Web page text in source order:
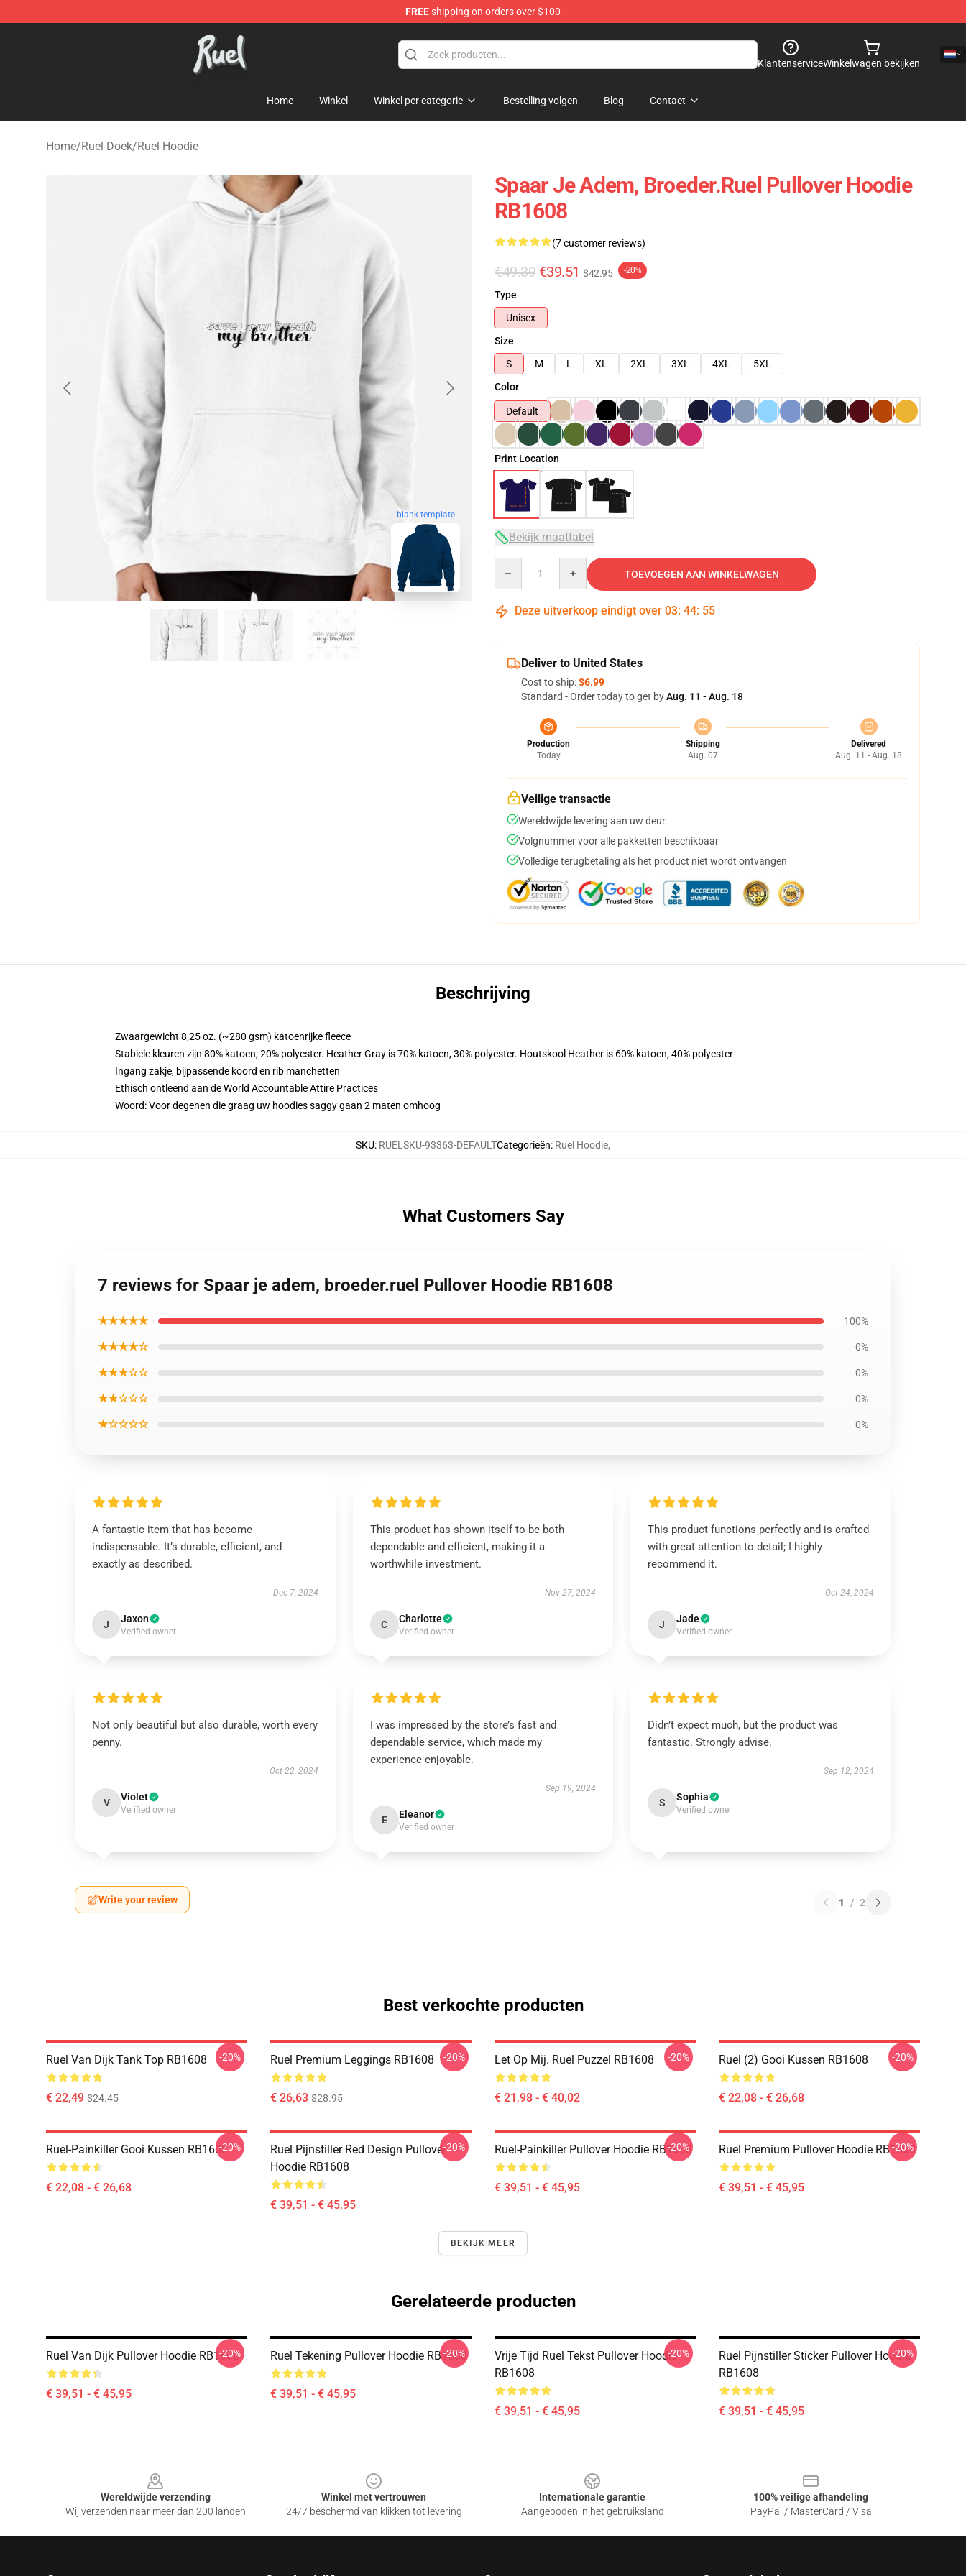
FREEshipping on orders over $100
Ruel Store - Official Ruel Merchandise Shop
KlantenserviceWinkelwagen bekijken
Home Winkel Winkel per categorie Bestelling volgen Blog Contact
Home/Ruel Doek/Ruel Hoodie
blank template
Spaar Je Adem, Broeder.ruel Pullover Hoodie
RB1608
(7 customer reviews)
€49.39 €39.51 $42.95 -20%
Type
Unisex
Size
S
M L XL 2XL 3XL 4XL
5XL
Color
Default
Print Location
Bekijk maattabel
TOEVOEGEN AAN WINKELWAGEN
Deze uitverkoop eindigt over 03: 44: 54
Deliver to United States
Cost to ship:$6.99
Standard - Order today to get byAug. 11 - Aug. 18
Production
Today
Shipping
Aug. 07
Delivered
Aug. 11 - Aug. 18
Veilige transactie
Wereldwijde levering aan uw deur
Volgnummer voor alle pakketten beschikbaar
Volledige terugbetaling als het product niet wordt ontvangen
Beschrijving
Zwaargewicht 8,25 oz. (~280 gsm) katoenrijke fleece
Stabiele kleuren zijn 80% katoen, 20% polyester. Heather Gray is 70% katoen, 30% polyester. Houtskool Heather is 60% katoen, 40% polyester
Ingang zakje, bijpassende koord en rib manchetten
Ethisch ontleend aan de World Accountable Attire Practices
Woord: Voor degenen die graag uw hoodies saggy gaan 2 maten omhoog
SKU: RUELSKU-93363-DEFAULTCategorieën: Ruel Hoodie,
What Customers Say
7 reviews for Spaar je adem, broeder.ruel Pullover Hoodie RB1608
★★★★★ 100%
★★★★☆ 0%
★★★☆☆ 0%
★★☆☆☆ 0%
★☆☆☆☆ 0%
A fantastic item that has become
indispensable. It’s durable, efficient, and
exactly as described.
Dec 7, 2024
J Jaxon
Verified owner
This product has shown itself to be both
dependable and efficient, making it a
worthwhile investment.
Nov 27, 2024
C Charlotte
Verified owner
This product functions perfectly and is crafted
with great attention to detail; I highly
recommend it.
Oct 24, 2024
J Jade
Verified owner
Not only beautiful but also durable, worth every
penny.
Oct 22, 2024
V Violet
Verified owner
I was impressed by the store’s fast and
dependable service, which made my
experience enjoyable.
Sep 19, 2024
E Eleanor
Verified owner
Didn’t expect much, but the product was
fantastic. Strongly advise.
Sep 12, 2024
S Sophia
Verified owner
Write your review 1 / 2
Best verkochte producten
Ruel Van Dijk Tank Top RB1608
€ 22,49 $24.45
-20% Ruel Premium Leggings RB1608
€ 26,63 $28.95
-20% Let Op Mij. Ruel Puzzel RB1608
€ 21,98 - € 40,02
-20% Ruel (2) Gooi Kussen RB1608
€ 22,08 - € 26,68
-20%
Ruel-Painkiller Gooi Kussen RB1608
€ 22,08 - € 26,68
-20%
Ruel Pijnstiller Red Design Pullover
Hoodie RB1608
€ 39,51 - € 45,95
-20% Ruel-Painkiller Pullover Hoodie RB1608
€ 39,51 - € 45,95
-20% Ruel Premium Pullover Hoodie RB1608
€ 39,51 - € 45,95
-20%
BEKIJK MEER
Gerelateerde producten
Ruel Van Dijk Pullover Hoodie RB1608
€ 39,51 - € 45,95
-20% Ruel Tekening Pullover Hoodie RB1608
€ 39,51 - € 45,95
-20%
Vrije Tijd Ruel Tekst Pullover Hoodie
RB1608
€ 39,51 - € 45,95
-20%
Ruel Pijnstiller Sticker Pullover Hoodie
RB1608
€ 39,51 - € 45,95
-20%
Wereldwijde verzending
Wij verzenden naar meer dan 200 landen
Winkel met vertrouwen
24/7 beschermd van klikken tot levering
Internationale garantie
Aangeboden in het gebruiksland
100% veilige afhandeling
PayPal / MasterCard / Visa